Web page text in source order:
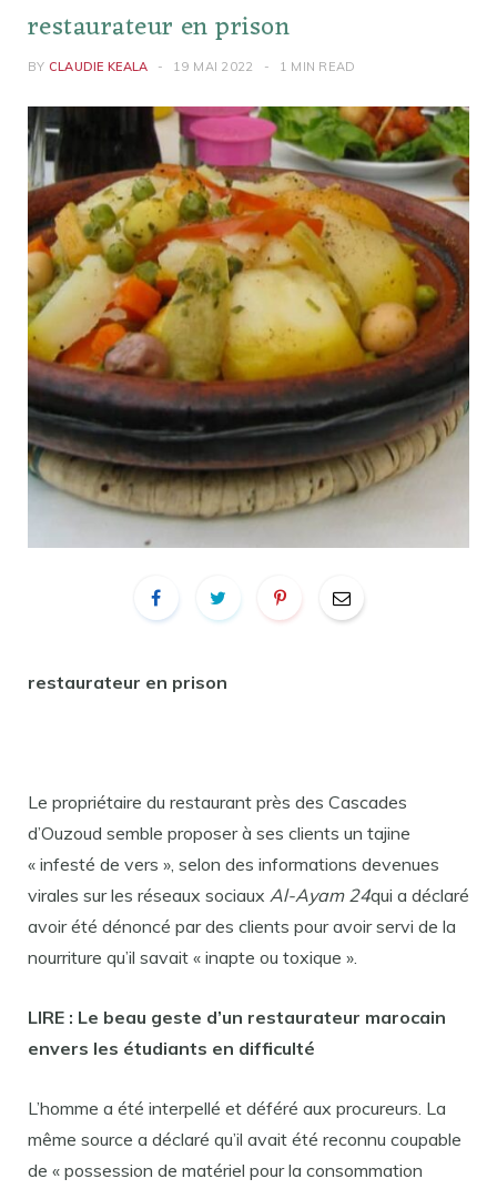
restaurateur en prison
BY CLAUDIE KEALA 19 MAI 2022 1 MIN READ
restaurateur en prison
Le propriétaire du restaurant près des Cascades
d’Ouzoud semble proposer à ses clients un tajine
« infesté de vers », selon des informations devenues
virales sur les réseaux sociaux Al-Ayam 24qui a déclaré
avoir été dénoncé par des clients pour avoir servi de la
nourriture qu’il savait « inapte ou toxique ».
LIRE : Le beau geste d’un restaurateur marocain
envers les étudiants en difficulté
L’homme a été interpellé et déféré aux procureurs. La
même source a déclaré qu’il avait été reconnu coupable
de « possession de matériel pour la consommation